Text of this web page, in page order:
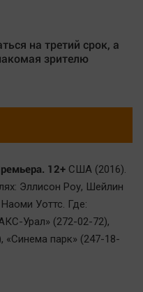
на третий срок, а
зрителю
12+ США (2016).
Эллисон Роу, Шейлин
Уоттс. Где:
Урал» (272-02-72),
парк» (247-18-